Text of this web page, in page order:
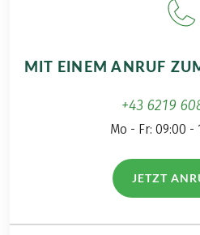
MIT EINEM ANRUF
+43 6219
Mo - Fr: 09:00 -
JETZT